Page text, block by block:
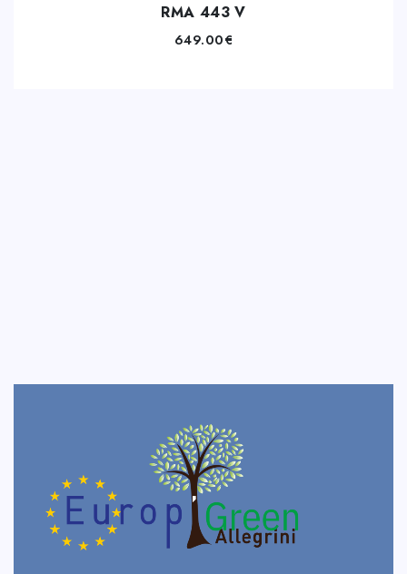
RMA 443 V
649.00€